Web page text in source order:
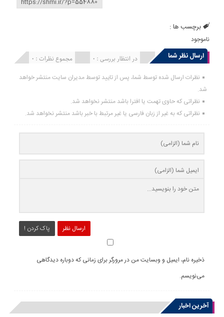
برچسب ها :
ناموجود
ارسال نظر شما مجموع نظرات : 0 در انتظار بررسی : 0 انتشار یافته : 0
نظرات ارسال شده توسط شما، پس از تایید توسط مدیران سایت منتشر خواهد
شد.
نظراتی که حاوی تهمت یا افترا باشد منتشر نخواهد شد.
نظراتی که به غیر از زبان فارسی یا غیر مرتبط با خبر باشد منتشر نخواهد شد.
ارسال نظر پاک کردن !
ذخیره نام، ایمیل و وبسایت من در مرورگر برای زمانی که دوباره دیدگاهی
می‌نویسم.
آخرین اخبار